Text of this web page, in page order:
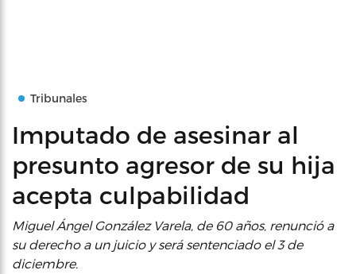
Tribunales
Imputado de asesinar al
presunto agresor de su hija
acepta culpabilidad
Miguel Ángel González Varela, de 60 años, renunció a
su derecho a un juicio y será sentenciado el 3 de
diciembre.